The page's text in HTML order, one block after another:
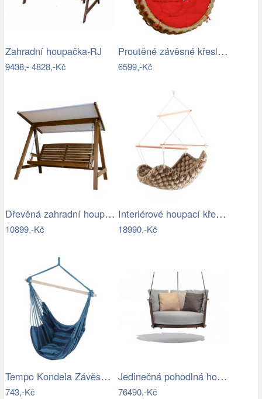
Zahradní houpačka-RJ
9438,-4828,-Kč
Proutěné závěsné křeslo Elis, přírodní…
6599,-Kč
Dřevěná zahradní houpačka Lucas pro 4…
10899,-Kč
Interiérové houpací křeslo Swingy In…
18990,-Kč
Tempo Kondela Závěsné houpací křeslo…
743,-Kč
Jedinečná pohodlná houpačka - TS
76490,-Kč